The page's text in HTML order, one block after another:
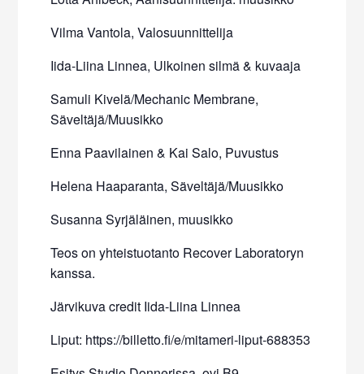
Vilma Vantola, Valosuunnittelija
Iida-Liina Linnea, Ulkoinen silmä & kuvaaja
Samuli Kivelä/Mechanic Membrane,
Säveltäjä/Muusikko
Enna Paavilainen & Kai Salo, Puvustus
Helena Haaparanta, Säveltäjä/Muusikko
Susanna Syrjäläinen, muusikko
Teos on yhteistuotanto Recover Laboratoryn
kanssa.
Järvikuva credit Iida-Liina Linnea
Liput: https://billetto.fi/e/mitameri-liput-688353